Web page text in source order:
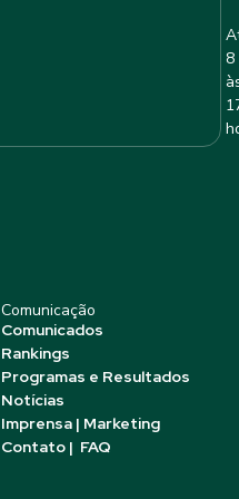
8
Comunicação
Comunicados
Rankings
Programas e Resultados
Notícias
Imprensa | Marketing
Contato | FAQ